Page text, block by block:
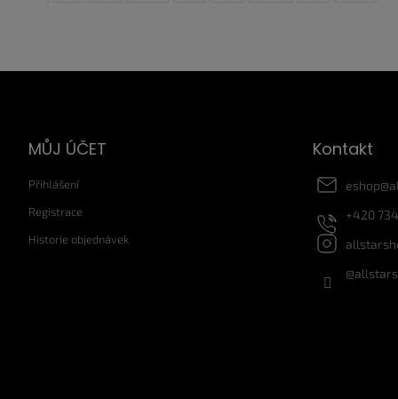
Z
MŮJ ÚČET
Přihlášení
Registrace
Historie objednávek
Kontakt
eshop@
+420